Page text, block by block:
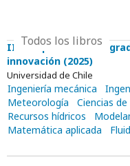
Todos los libros
III Simposio de
innovación (2025)
Universidad de Chile
Ingeniería mecánica
Meteorología
Ciencias
Recursos hídricos
Matemática aplicada